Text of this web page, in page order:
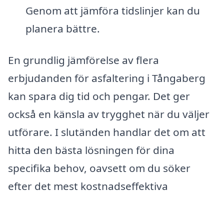
Genom att jämföra tidslinjer kan du
planera bättre.
En grundlig jämförelse av flera
erbjudanden för asfaltering i Tångaberg
kan spara dig tid och pengar. Det ger
också en känsla av trygghet när du väljer
utförare. I slutänden handlar det om att
hitta den bästa lösningen för dina
specifika behov, oavsett om du söker
efter det mest kostnadseffektiva